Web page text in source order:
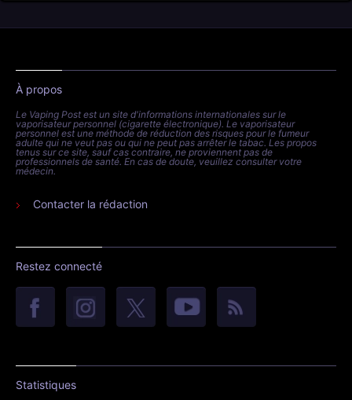
À propos
Le Vaping Post est un site d'informations internationales sur le
vaporisateur personnel (cigarette électronique). Le vaporisateur
personnel est une méthode de réduction des risques pour le fumeur
adulte qui ne veut pas ou qui ne peut pas arrêter le tabac. Les propos
tenus sur ce site, sauf cas contraire, ne proviennent pas de
professionnels de santé. En cas de doute, veuillez consulter votre
médecin.
Contacter la rédaction
Restez connecté
Statistiques